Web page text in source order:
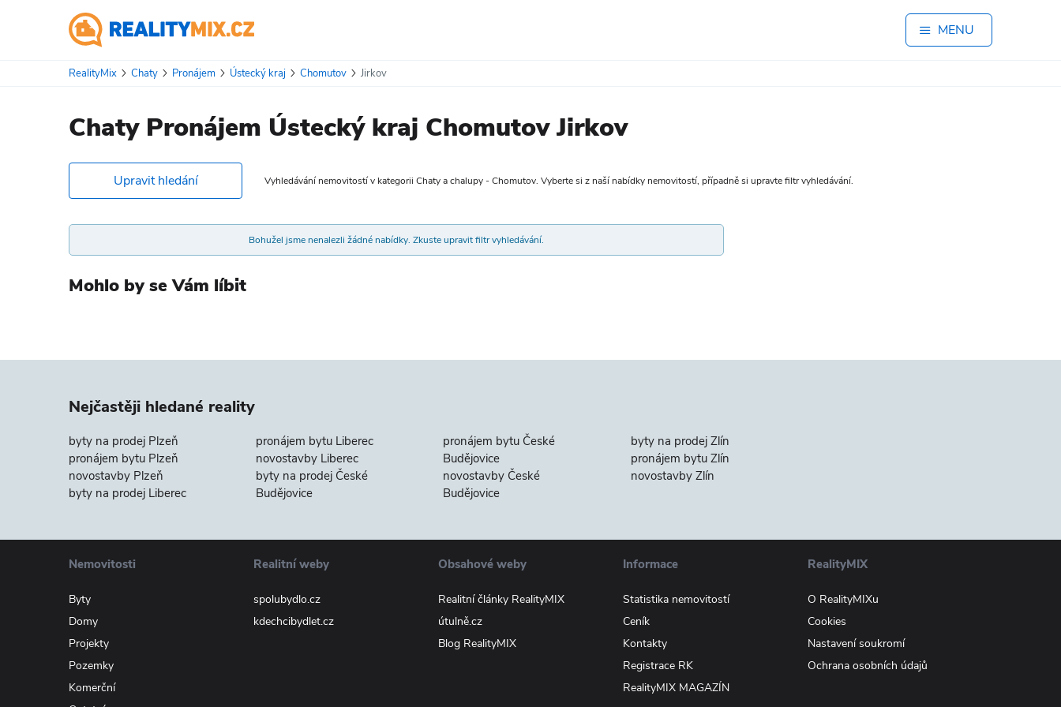
MENU
RealityMix Chaty Pronájem Ústecký kraj Chomutov Jirkov
Chaty Pronájem Ústecký kraj Chomutov Jirkov
Upravit hledání Vyhledávání nemovitostí v kategorii Chaty a chalupy - Chomutov. Vyberte si z naší nabídky nemovitostí, případně si upravte filtr vyhledávání.
Bohužel jsme nenalezli žádné nabídky. Zkuste upravit filtr vyhledávání.
Mohlo by se Vám líbit
Nejčastěji hledané reality
byty na prodej Plzeň
pronájem bytu Plzeň
novostavby Plzeň
byty na prodej Liberec
pronájem bytu Liberec
novostavby Liberec
byty na prodej České
Budějovice
pronájem bytu České
Budějovice
novostavby České
Budějovice
byty na prodej Zlín
pronájem bytu Zlín
novostavby Zlín
Nemovitosti
Byty
Domy
Projekty
Pozemky
Komerční
Realitní weby
spolubydlo.cz
kdechcibydlet.cz
Obsahové weby
Realitní články RealityMIX
útulně.cz
Blog RealityMIX
Informace
Statistika nemovitostí
Ceník
Kontakty
Registrace RK
RealityMIX MAGAZÍN
RealityMIX
O RealityMIXu
Cookies
Nastavení soukromí
Ochrana osobních údajů